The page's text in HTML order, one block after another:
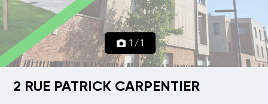
1 /1
2 RUE PATRICK CARPENTIER